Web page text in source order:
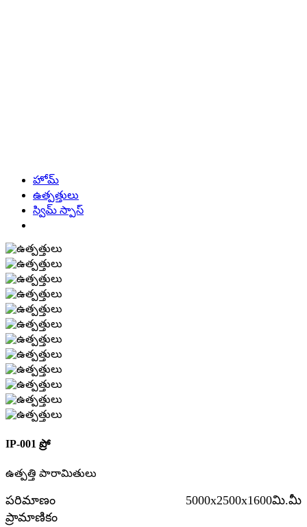
హోమ్
ఉత్పత్తులు
స్విమ్ స్పాస్
IP-001 ప్రో
ఉత్పత్తి పారామితులు
పరిమాణం
5000x2500x1600మి.మీ
ప్రామాణికం